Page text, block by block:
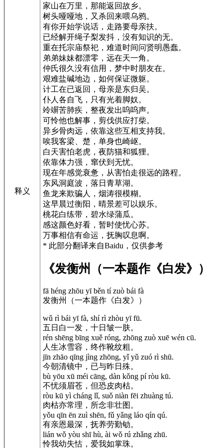
释义
家山在万里，那能返回故乡。
树头哑哑地，又杀回来喂乌鸦。
有你开始学说话，走路要母亲扶。
已经解开绳子梨发抖，没有知识的无。
重在托宗庙祭祀，难道时间问贤明愚蠢。
弟弟妹妹都漂零，远在天一角。
仲氏很久没有信用，梦中时朋友在。
艰难盐碱地边，如何保证微躯。
计工在已返回，母亲是东归吴。
仆人各自飞，只有光着脚奴。
竛竮苦肺疾，整夜发出呜呜声。
可怜他也解事，剪伐供应打柴。
异乡骨肉远，依靠这些互相支持我。
唉我客梁、楚，单身也崎岖。
白天害怕老虎，夜防猫和狐狸。
依靠体力强，窜伏到无忧。
现在年感觉衰惫，从害怕走很远的路程。
东风洞庭波，落日青草湖。
鱼龙来欺骗人，烟涛很模糊。
这早晨过衡阳，晴景差可以娱乐。
桃花白练带，碧水绿蒲瓜。
感这颜色好看，暂时使忧心苏。
万事相信有命运，抚胸叹息啊。
* 此部分翻译来自Baidu，仅供参考
《发衡州（一本题作《白发》
fā héng zhōu yī běn tí zuò bái fà
发衡州（一本题作《白发》）
wǔ rì bái yī fà, shí rì zhòu yī fū.
五日白一发，十日皱一肤。
rén shēng bīng xuě róng, zhōng zuò xuē wén cū.
人生冰雪容，终作靴纹粗。
jīn zhāo qīng jìng zhōng, yǐ yǔ zuó rì shū.
今朝清镜中，已与昨日殊。
bù yōu xū méi cāng, dàn kǒng pí ròu kū.
不忧须眉苍，但恐皮肉枯。
ròu kū yì cháng lǐ, suǒ niàn fēi zhuàng tú.
肉枯亦常理，所念非壮图。
yǒu qīn ēn zuì shēn, fǔ yǎng láo qín qú.
有亲恩最深，抚养劳勤劬。
lián wǒ yòu shī hù, ài wǒ rú zhǎng zhū.
怜我幼失怙，爱我如掌珠。